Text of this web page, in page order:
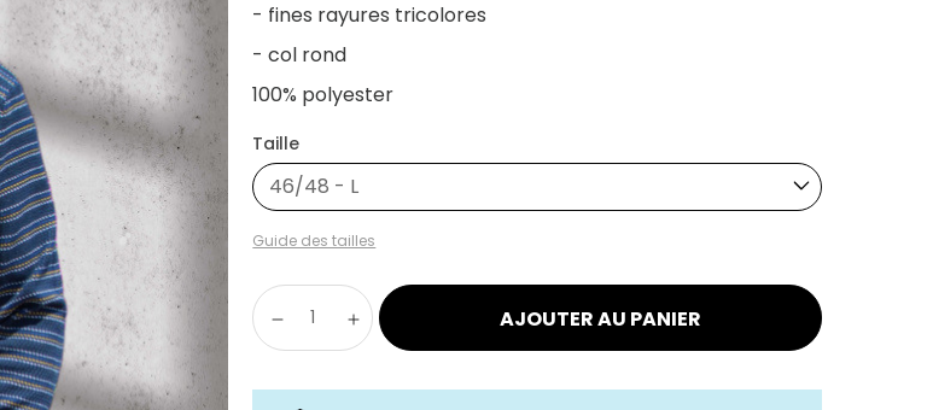
- fines rayures tricolores
- col rond
100% polyester
Taille
46/48 - L
Guide des tailles
AJOUTER AU PANIER